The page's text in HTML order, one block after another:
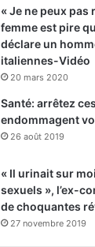
« Je ne peux pas
femme est pire
déclare un
italiennes-Vidéo
20 mars 2020
Santé: arrêtez
endommagent
26 août 2019
« Il urinait sur
sexuels », l’ex-
de choquantes
27 novembre 2019